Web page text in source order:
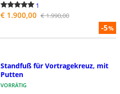
-5%
1
€ 1.900,00 € 1.990,00
Standfuß für Vortragekreuz, mit
Putten
VORRÄTIG